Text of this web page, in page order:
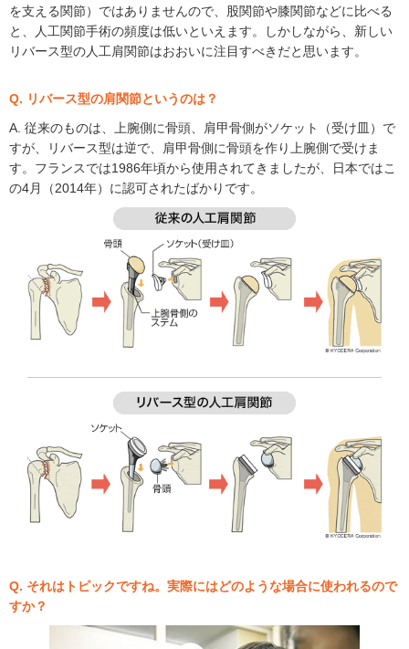
を支える関節）ではありませんので、股関節や膝関節などに比べる
と、人工関節手術の頻度は低いといえます。しかしながら、新しい
リバース型の人工肩関節はおおいに注目すべきだと思います。
Q. リバース型の肩関節というのは？
A. 従来のものは、上腕側に骨頭、肩甲骨側がソケット（受け皿）で
すが、リバース型は逆で、肩甲骨側に骨頭を作り上腕側で受けま
す。フランスでは1986年頃から使用されてきましたが、日本ではこ
の4月（2014年）に認可されたばかりです。
Q. それはトピックですね。実際にはどのような場合に使われるので
すか？